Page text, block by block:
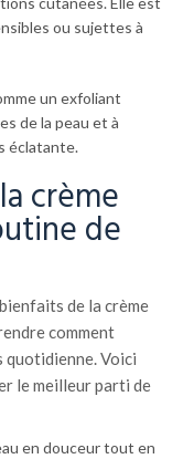
ou sujettes à
un exfoliant
de la peau et à
éclatante.
crème
de
de la crème
comment
quotidienne. Voici
le meilleur parti de
en douceur tout en